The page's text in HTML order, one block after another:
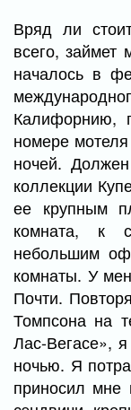
Вряд ли
всего,
началось в
Калифорнию,
номере
ночей. Должен
коллекции
ее крупным
комната, к
небольшим
комнаты. У
Почти.
Томпсона на
Лас-Вегасе»,
ночью. Я
приносил мне